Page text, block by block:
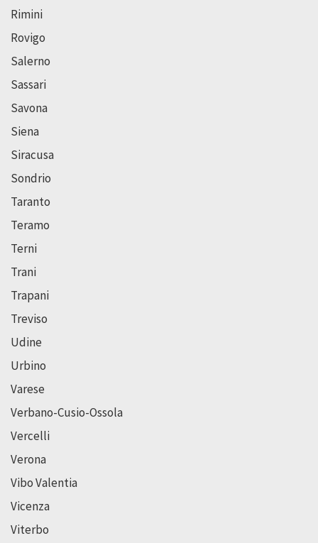
Rimini
Rovigo
Salerno
Sassari
Savona
Siena
Siracusa
Sondrio
Taranto
Teramo
Terni
Trani
Trapani
Treviso
Udine
Urbino
Varese
Verbano-Cusio-Ossola
Vercelli
Verona
Vibo Valentia
Vicenza
Viterbo